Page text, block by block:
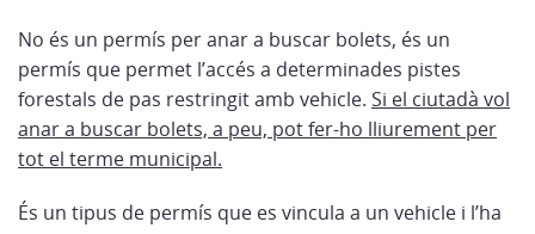
No és un permís per anar a buscar bolets, és un
permís que permet l’accés a determinades pistes
forestals de pas restringit amb vehicle. Si el ciutadà vol
anar a buscar bolets, a peu, pot fer-ho lliurement per
tot el terme municipal.
És un tipus de permís que es vincula a un vehicle i l’ha